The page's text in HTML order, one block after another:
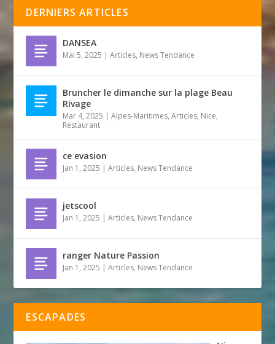
DERNIERS ARTICLES
DANSEA
Mai 5, 2025 |Articles, News Tendance
Bruncher le dimanche sur la plage Beau
Rivage
Mar 4, 2025 |Alpes-Maritimes,Articles, Nice,
Restaurant
ce evasion
Jan 1, 2025 |Articles, News Tendance
jetscool
Jan 1, 2025 |Articles, News Tendance
ranger Nature Passion
Jan 1, 2025 |Articles, News Tendance
ESCAPADES